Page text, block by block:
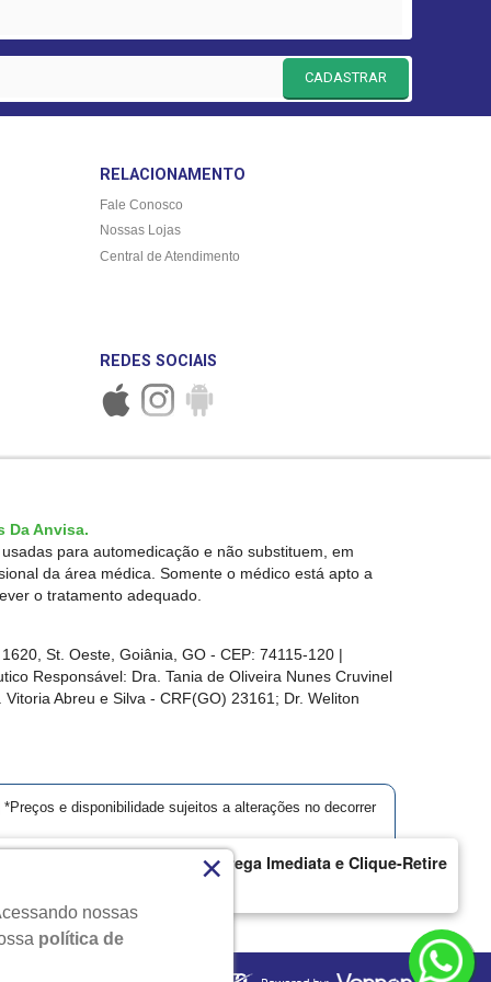
Modelo | Goiânia | Entrega Imediata e Clique-Retire
CADASTRAR
RELACIONAMENTO
Fale Conosco
Nossas Lojas
Central de Atendimento
REDES SOCIAIS
Da Anvisa.
para automedicação e não substituem, em
da área médica. Somente o médico está apto a
o tratamento adequado.
St. Oeste, Goiânia, GO - CEP: 74115-120 |
Responsável: Dra. Tania de Oliveira Nunes Cruvinel
Abreu e Silva - CRF(GO) 23161; Dr. Weliton
e disponibilidade sujeitos a alterações no decorrer
nossas
política de
×